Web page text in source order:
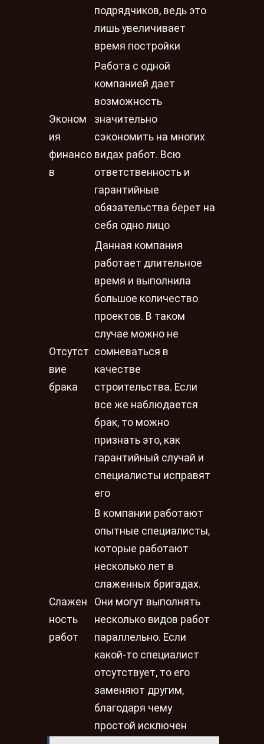
подрядчиков, ведь это
лишь увеличивает
время постройки
Эконом
ия
финансо
в
Работа с одной
компанией дает
возможность
значительно
сэкономить на многих
видах работ. Всю
ответственность и
гарантийные
обязательства берет на
себя одно лицо
Отсутст
вие
брака
Данная компания
работает длительное
время и выполнила
большое количество
проектов. В таком
случае можно не
сомневаться в
качестве
строительства. Если
все же наблюдается
брак, то можно
признать это, как
гарантийный случай и
специалисты исправят
его
Слажен
ность
работ
В компании работают
опытные специалисты,
которые работают
несколько лет в
слаженных бригадах.
Они могут выполнять
несколько видов работ
параллельно. Если
какой-то специалист
отсутствует, то его
заменяют другим,
благодаря чему
простой исключен